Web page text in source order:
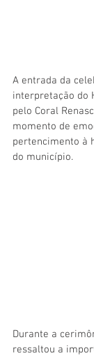
A entrada da
interpretação do
pelo Coral
momento de
pertencimento à
do município.
Durante a
ressaltou a